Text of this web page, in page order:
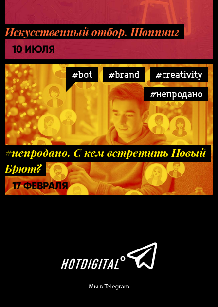
Искусственный отбор. Шоппинг
10 ИЮЛЯ
#bot #brand
#creativity
#непродано
#непродано. С кем встретить Новый
Брют?
17 ФЕВРАЛЯ